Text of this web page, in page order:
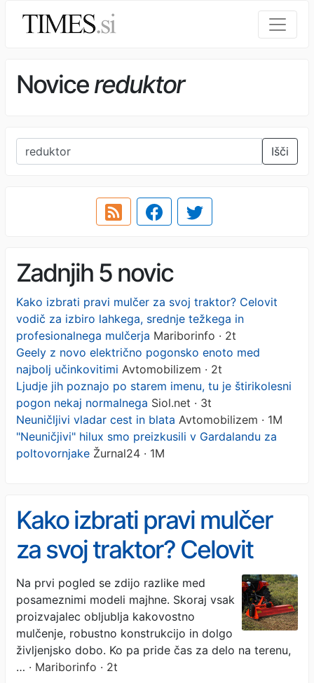
Novicereduktor
Išči
Zadnjih 5 novic
Kako izbrati pravi mulčer za svoj traktor? Celovit
vodič za izbiro lahkega, srednje težkega in
profesionalnega mulčerja Mariborinfo · 2t
Geely z novo električno pogonsko enoto med
najbolj učinkovitimi Avtomobilizem · 2t
Ljudje jih poznajo po starem imenu, tu je štirikolesni
pogon nekaj normalnega Siol.net · 3t
Neuničljivi vladar cest in blata Avtomobilizem · 1M
"Neuničjivi" hilux smo preizkusili v Gardalandu za
poltovornjake Žurnal24 · 1M
Kako izbrati pravi mulčer
za svoj traktor? Celovit
vodič za izbiro lahkega,
srednje težkega in
profesionalnega mulčerja
Na prvi pogled se zdijo razlike med
posameznimi modeli majhne. Skoraj vsak
proizvajalec obljublja kakovostno
mulčenje, robustno konstrukcijo in dolgo
življenjsko dobo. Ko pa pride čas za delo na terenu,
… · Mariborinfo · 2t